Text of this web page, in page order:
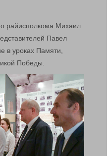
райисполкома Михаил
Павел
в уроках Памяти,
Победы.